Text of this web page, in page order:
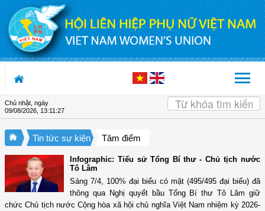
Truy cập nội dung luôn
Chủ nhật, ngày
09/08/2026, 13:11:27
Tin tức sự kiện Tâm điểm
Infographic: Tiểu sử Tổng Bí thư - Chủ tịch nước
Tô Lâm
Sáng 7/4, 100% đại biểu có mặt (495/495 đại biểu) đã
thông qua Nghị quyết bầu Tổng Bí thư Tô Lâm giữ
chức Chủ tịch nước Cộng hòa xã hội chủ nghĩa Việt Nam nhiệm kỳ 2026-